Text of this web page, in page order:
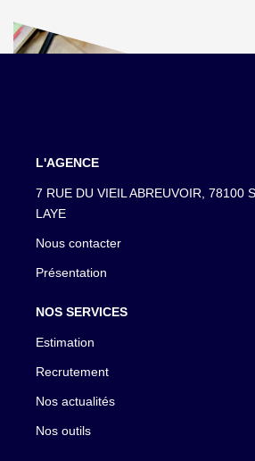
L'AGENCE
7 RUE DU VIEIL ABREUVOIR, 78100
LAYE
Nous contacter
Présentation
NOS SERVICES
Estimation
Recrutement
Nos actualités
Nos outils